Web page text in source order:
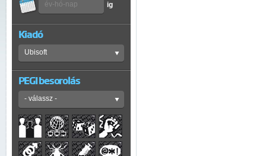
ig
Kiadó
PEGI besorolás